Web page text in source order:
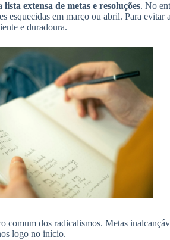
lista extensa de metas e resoluções. No
esquecidas em março ou abril. Para
e duradoura.
comum dos radicalismos. Metas
logo no início.